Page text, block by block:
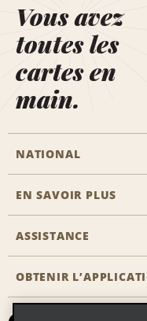
Vous avez
toutes les
cartes en
main.
NATIONAL
Passer une
Solutions pour les
EN SAVOIR PLUS
Carrière
ASSISTANCE
Accessibilité
OBTENIR